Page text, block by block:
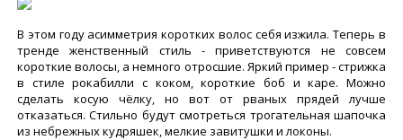
В этом году асимметрия коротких волос себя изжила. Теперь в
тренде женственный стиль - приветствуются не совсем
короткие волосы, а немного отросшие. Яркий пример - стрижка
в стиле рокабилли с коком, короткие боб и каре. Можно
сделать косую чёлку, но вот от рваных прядей лучше
отказаться. Стильно будут смотреться трогательная шапочка
из небрежных кудряшек, мелкие завитушки и локоны.